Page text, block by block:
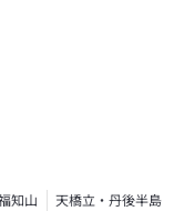
知山 天橋立・丹後半島